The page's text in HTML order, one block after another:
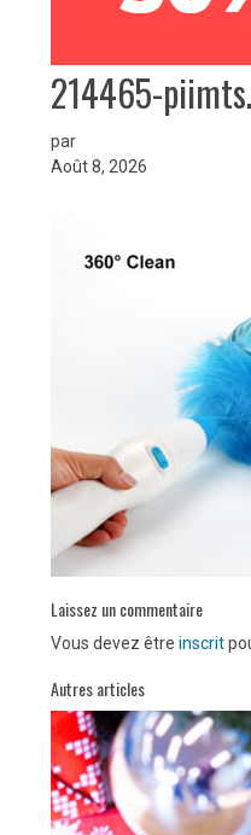
214465-
par
Août 8, 2026
Laissez un commentaire
Vous devez être inscrit
Autres articles